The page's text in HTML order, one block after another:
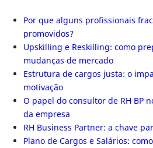
Por que alguns profissionais
promovidos?
Upskilling e Reskilling: como
mudanças de mercado
Estrutura de cargos justa: o
motivação
O papel do consultor de RH BP
da empresa
RH Business Partner: a chave
Plano de Cargos e Salários: